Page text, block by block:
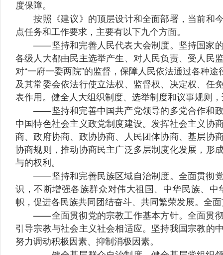
度保障。
按照《建议》的顶层设计和全面部署，当前和
点任务和工作要求，主要有以下九个方面。
——坚持和完善人民代表大会制度。坚持国家的
各级人大都由民主选举产生、对人民负责、受人民
对“一府一委两院”的监督，保障人民依法通过各种
及其常委会依法行使立法权、监督权、决定权、任
表作用。健全人大组织制度、选举制度和议事规则
——坚持和完善中国共产党领导的多党合作和政
中国特色社会主义政党制度建设。发挥社会主义协
商、政府协商、政协协商、人民团体协商、基层协
协商规则，推动协商民主广泛多层制度化发展，形
与的权利。
——坚持和完善民族区域自治制度。全面贯彻党
识，不断增强各族群众对伟大祖国、中华民族、
帜，促进各民族共同团结奋斗、共同繁荣发展。全
——全面贯彻党的宗教工作基本方针。全面贯彻
引导宗教与社会主义社会相适应。坚持我国宗教的
努力调动积极因素、抑制消极因素。